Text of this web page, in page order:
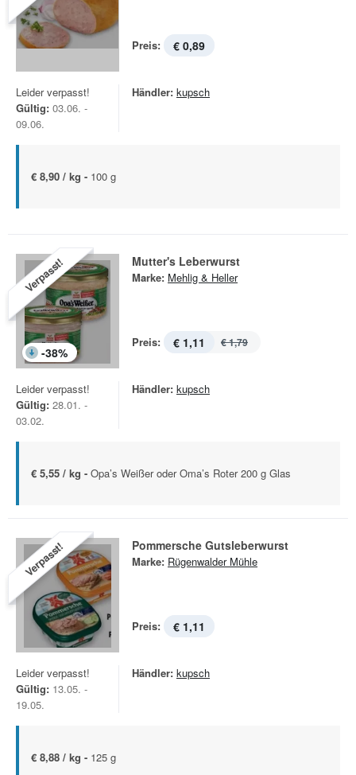
Preis: € 0,89
Leider verpasst!
Gültig: 03.06. -
09.06.
Händler: kupsch
€ 8,90 / kg - 100 g
Verpasst!
-38%
Mutter's Leberwurst
Marke: Mehlig & Heller
Preis: € 1,11 € 1,79
Leider verpasst!
Gültig: 28.01. -
03.02.
Händler: kupsch
€ 5,55 / kg - Opa’s Weißer oder Oma’s Roter 200 g Glas
Verpasst! Pommersche Gutsleberwurst
Marke: Rügenwalder Mühle
Preis: € 1,11
Leider verpasst!
Gültig: 13.05. -
19.05.
Händler: kupsch
€ 8,88 / kg - 125 g